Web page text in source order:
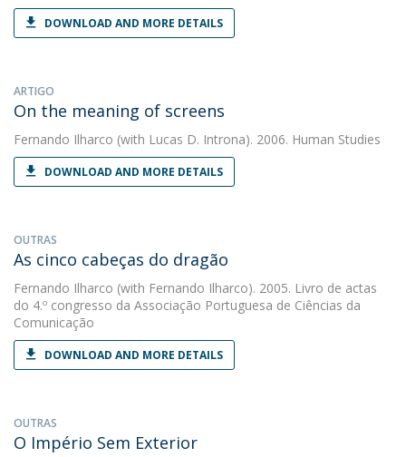
DOWNLOAD AND MORE DETAILS
ARTIGO
On the meaning of screens
Fernando Ilharco (with Lucas D. Introna). 2006. Human Studies
DOWNLOAD AND MORE DETAILS
OUTRAS
As cinco cabeças do dragão
Fernando Ilharco (with Fernando Ilharco). 2005. Livro de actas
do 4.º congresso da Associação Portuguesa de Ciências da
Comunicação
DOWNLOAD AND MORE DETAILS
OUTRAS
O Império Sem Exterior